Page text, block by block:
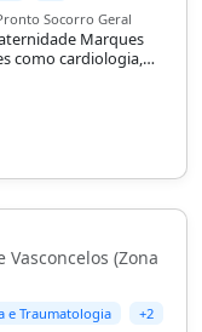
Socorro Geral
Marques
como cardiologia,
e
pediátrica,
(Zona
e Traumatologia
+2